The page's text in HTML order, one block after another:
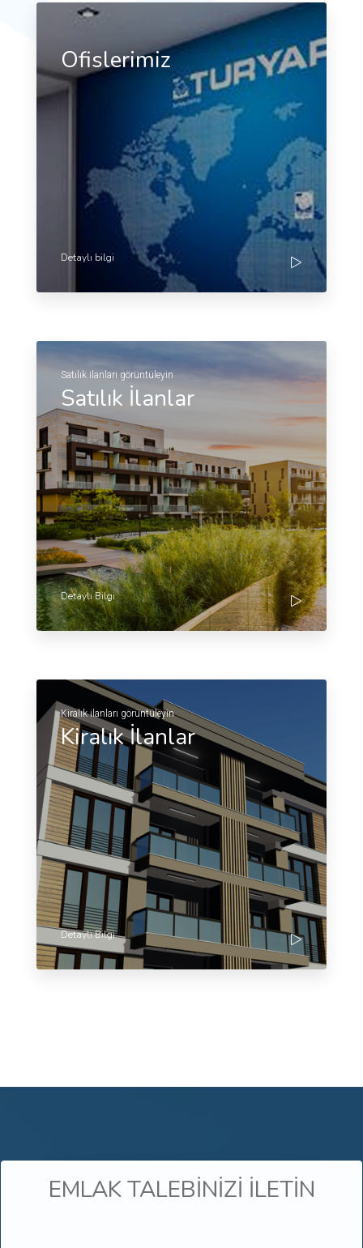
Ofislerimiz
Detaylı bilgi
Satılık ilanları görüntüleyin
Satılık İlanlar
Detaylı Bilgi
Kiralık ilanları görüntüleyin
Kiralık İlanlar
Detaylı Bilgi
EMLAK TALEBİNİZİ İLETİN